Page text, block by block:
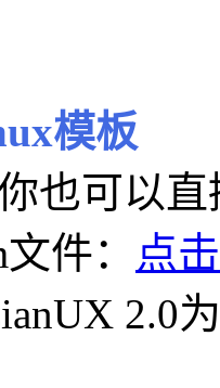
模板
也可以直
件：
点击
2.0